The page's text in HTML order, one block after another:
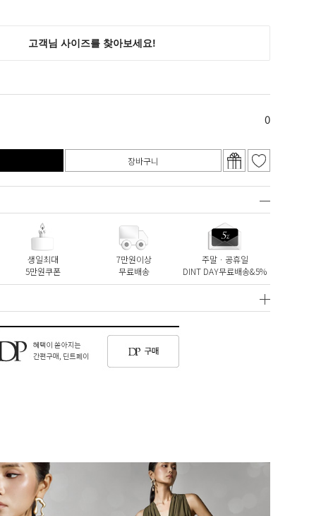
0
장바구니
생일최대
5만원쿠폰
7만원이상
무료배송
주말ㆍ공휴일
DINT DAY무료배송&5%